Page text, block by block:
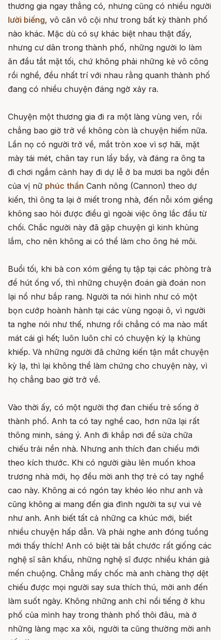
thương gia ngay thẳng có, nhưng cũng có nhiều người
lười biếng, vô căn vô cội như trong bất kỳ thành phố
nào khác. Mặc dù có sự khác biệt nhau thật đấy,
nhưng cư dân trong thành phố, những người lo làm
ăn đầu tắt mặt tối, chứ không phải những kẻ vô công
rồi nghề, đều nhất trí với nhau rằng quanh thành phố
đang có nhiều chuyện đáng ngờ xảy ra.
Chuyện một thương gia đi ra một làng vùng ven, rồi
chẳng bao giờ trở về không còn là chuyện hiếm nữa.
Lần nọ có người trở về, mắt tròn xoe vì sợ hãi, mặt
mày tái mét, chân tay run lẩy bẩy, và đáng ra ông ta
đi chơi ngắm cảnh hay đi dự lễ ở ba mươi ba ngôi đền
của vị nữ phúc thần Canh nông (Cannon) theo dự
kiến, thì ông ta lại ở miết trong nhà, đến nỗi xóm giềng
không sao hỏi được điều gì ngoài việc ông lắc đầu từ
chối. Chắc người này đã gặp chuyện gì kinh khủng
lắm, cho nên không ai có thể làm cho ông hé môi.
Buổi tối, khi bà con xóm giềng tụ tập tại các phòng trà
để hút ống vố, thì những chuyện đoán già đoán non
lại nổ như bắp rang. Người ta nói hình như có một
bọn cướp hoành hành tại các vùng ngoại ô, vì người
ta nghe nói như thế, nhưng rồi chẳng có ma nào mất
mát cái gì hết; luôn luôn chỉ có chuyện kỳ lạ khủng
khiếp. Và những người đã chứng kiến tận mắt chuyện
kỳ lạ, thì lại không thể làm chứng cho chuyện này, vì
họ chẳng bao giờ trở về.
Vào thời ấy, có một người thợ đan chiếu trẻ sống ở
thành phố. Anh ta có tay nghề cao, hơn nữa lại rất
thông minh, sáng ý. Anh đi khắp nơi để sửa chữa
chiếu trải nền nhà. Nhưng anh thích đan chiếu mới
theo kích thước. Khi có người giàu lên muốn khoa
trương nhà mới, họ đều mời anh thợ trẻ có tay nghề
cao này. Không ai có ngón tay khéo léo như anh và
cũng không ai mang đến gia đình người ta sự vui vẻ
như anh. Anh biết tất cả những ca khúc mới, biết
nhiều chuyện hấp dẫn. Và phải nghe anh đóng tuồng
mới thấy thích! Anh có biệt tài bắt chước rất giống các
nghệ sĩ sân khấu, những nghệ sĩ được nhiều khán giả
mến chuộng. Chẳng mấy chốc mà anh chàng thợ dệt
chiếu được mọi người say sưa thích thú, mời anh đến
làm suốt ngày. Không những anh chỉ nổi tiếng ở khu
phố của mình hay trong thành phố thôi đâu, mà ở
những làng mạc xa xôi, người ta cũng thường mời anh